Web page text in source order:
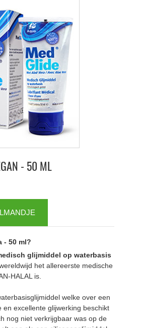
- 50 ML
- 50 ml?
glijmiddel op waterbasis
het allereerste medische
HALAL is.
welke over een
en excellente glijwerking beschikt
nog niet verkrijgbaar was op de